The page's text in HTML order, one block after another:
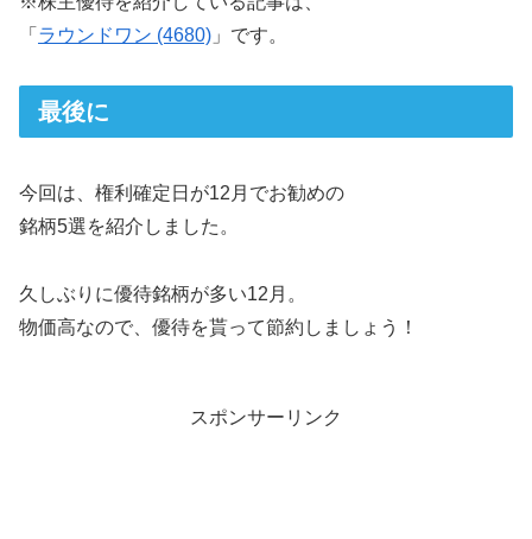
「 ラウンドワン (4680) 」です。
最後に
今回は、権利確定日が12月でお勧めの
銘柄5選を紹介しました。
久しぶりに優待銘柄が多い12月。
物価高なので、優待を貰って節約しましょう！
スポンサーリンク